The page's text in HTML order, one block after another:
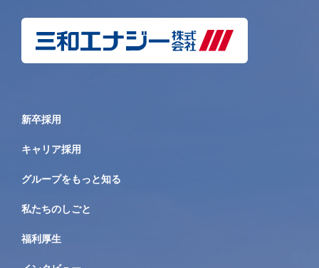
新卒採用
キャリア採用
グループをもっと知る
私たちのしごと
福利厚生